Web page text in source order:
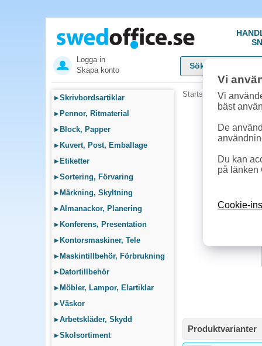
Logga in
Skapa konto
▸Skrivbordsartiklar
▸ Pennor, Ritmaterial
▸ Block, Papper
▸ Kuvert, Post, Emballage
▸ Etiketter
▸Sortering, Förvaring
▸ Märkning, Skyltning
▸Almanackor, Planering
▸ Konferens, Presentation
▸ Kontorsmaskiner, Tele
▸ Maskintillbehör, Förbrukning
▸ Datortillbehör
▸ Möbler, Lampor, Elartiklar
▸Väskor
▸Arbetskläder, Skydd
▸Skolsortiment
Startsida »Fika,
Produktvarianter
Vi
Vi
bäst
De
Du kan
på länken
Cookie-